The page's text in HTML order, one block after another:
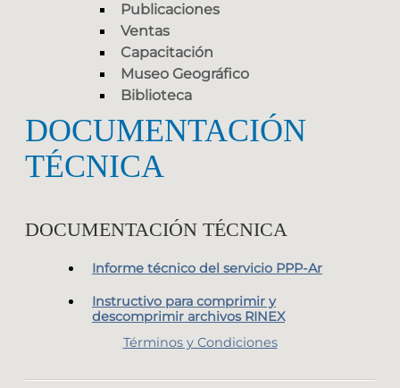
Publicaciones
Ventas
Capacitación
Museo Geográfico
Biblioteca
DOCUMENTACIÓN
TÉCNICA
DOCUMENTACIÓN TÉCNICA
Informe técnico del servicio PPP-Ar
Instructivo para comprimir y
descomprimir archivos RINEX
Términos y Condiciones